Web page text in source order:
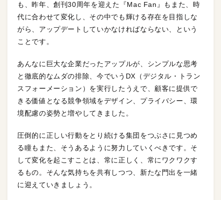
も、昨年、創刊30周年を迎えた『Mac Fan』もまた、時
代に合わせて変化し、その中でも輝ける存在を目指しな
がら、アップデートしていかなければならない、という
ことです。
あんなに巨大な企業だったアップルが、シンプルな思考
と徹底的なムダの排除、今でいうDX（デジタル・トラン
スフォーメーション）を実行したうえで、顧客に提供で
きる価値となる競争領域をデザイン、プライバシー、環
境配慮の姿勢と増やしてきました。
圧倒的に正しい行動をとり続ける集団をつぶさに見つめ
る瞳もまた、そうあるように努力していくべきです。そ
して変化を起こすことは、常に正しく、常にワクワクす
るもの。そんな気持ちを共有しつつ、新たな門出を一緒
に迎えていきましょう。